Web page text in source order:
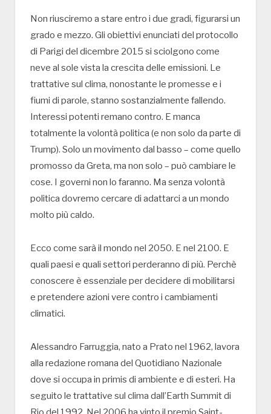
Non riusciremo a stare entro i due gradi, figurarsi un
grado e mezzo. Gli obiettivi enunciati del protocollo
di Parigi del dicembre 2015 si sciolgono come
neve al sole vista la crescita delle emissioni. Le
trattative sul clima, nonostante le promesse e i
fiumi di parole, stanno sostanzialmente fallendo.
Interessi potenti remano contro. E manca
totalmente la volontà politica (e non solo da parte di
Trump). Solo un movimento dal basso – come quello
promosso da Greta, ma non solo – può cambiare le
cose. I governi non lo faranno. Ma senza volontà
politica dovremo cercare di adattarci a un mondo
molto più caldo.
Ecco come sarà il mondo nel 2050. E nel 2100. E
quali paesi e quali settori perderanno di più. Perchè
conoscere è essenziale per decidere di mobilitarsi
e pretendere azioni vere contro i cambiamenti
climatici.
Alessandro Farruggia, nato a Prato nel 1962, lavora
alla redazione romana del Quotidiano Nazionale
dove si occupa in primis di ambiente e di esteri. Ha
seguito le trattative sul clima dall’Earth Summit di